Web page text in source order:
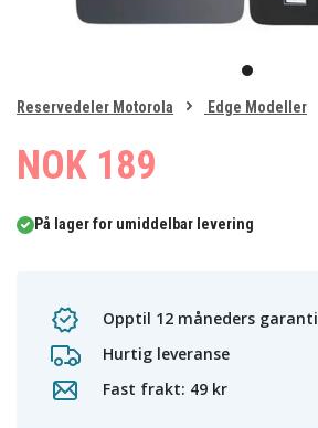
item
0
of
Reservedeler Motorola Edge Modeller
NOK 189
På lager for umiddelbar levering
Opptil 12 måneders garanti
Hurtig leveranse
Fast frakt: 49 kr